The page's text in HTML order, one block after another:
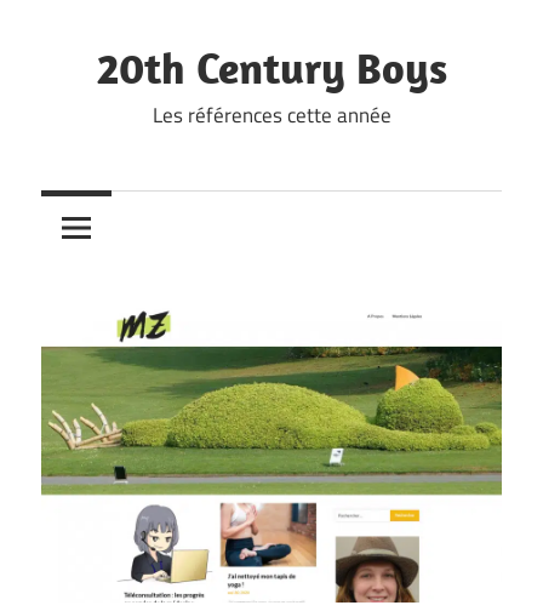
content20th Century Boys
Les références cette année